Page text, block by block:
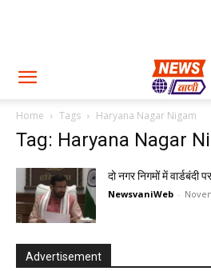
Home Tags Haryana Nagar Nigam
Tag: Haryana Nagar
दो नगर निगमों में वार्डबंदी
NewsvaniWeb -
Advertisement